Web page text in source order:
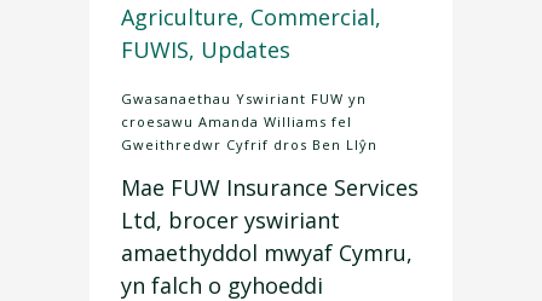
Agriculture, Commercial,
FUWIS, Updates
Gwasanaethau Yswiriant FUW yn
croesawu Amanda Williams fel
Gweithredwr Cyfrif dros Ben Llŷn
Mae FUW Insurance Services
Ltd, brocer yswiriant
amaethyddol mwyaf Cymru,
yn falch o gyhoeddi